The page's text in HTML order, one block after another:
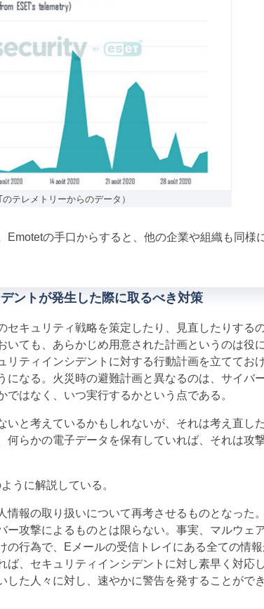
テレメトリーからのデータ）
の手口からすると、他の企業や組織も同様
ントが発生した際に取るべき対策
キュリティ戦略を策定したり、見直したりする
いても、あらかじめ用意された計画というのは役
ティインシデントに対する行動計画を立ててお
になる。火災時の避難計画と異なるのは、サイバ
はなく、いつ実行するかという点である。
と考えているかもしれないが、それは考え直し
何らかの電子データを保有していれば、それは攻
うに解説している。
情報の取り扱いについて再考させるものとなった
攻撃によるものとは限らない。事実、マルウェ
の行為で、Eメールの受信トレイにある全ての情
、セキュリティインシデントに対し素早く対応し
た人々に対し、速やかに警告を発することができ